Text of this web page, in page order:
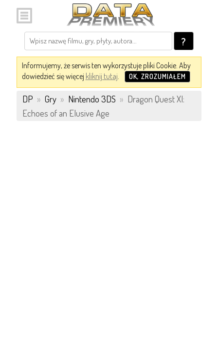
?
Informujemy, że serwis ten wykorzystuje pliki Cookie. Aby
dowiedzieć się więcej kliknij tutaj. OK, ZROZUMIAŁEM
DP » Gry » Nintendo 3DS » Dragon Quest XI:
Echoes of an Elusive Age